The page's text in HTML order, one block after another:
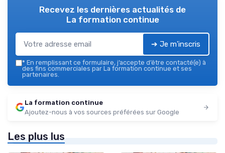
Recevez les dernières actualités de
La formation continue
➔ Je m'inscris
* En remplissant ce formulaire, j’accepte d’être contacté(e) à
des fins commerciales par La formation continue et ses
partenaires.
La formation continue
Ajoutez-nous à vos sources préférées sur Google
Les plus lus